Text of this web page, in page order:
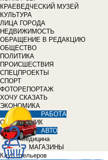
КРАЕВЕДЧЕСКИЙ МУЗЕЙ
КУЛЬТУРА
ЛИЦА ГОРОДА
НЕДВИЖИМОСТЬ
ОБРАЩЕНИЕ В РЕДАКЦИЮ
ОБЩЕСТВО
ПОЛИТИКА
ПРОИСШЕСТВИЯ
СПЕЦПРОЕКТЫ
СПОРТ
ФОТОРЕПОРТАЖ
ХОЧУ СКАЗАТЬ
ЭКОНОМИКА
РАБОТА
СПРАВОЧНИК
АВТО
Медицина
МАГАЗИНЫ
Клуб отельеров